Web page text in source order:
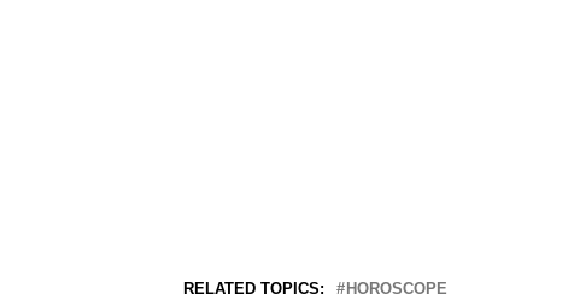
RELATED TOPICS: HOROSCOPE